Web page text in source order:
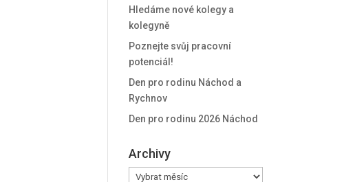
Hledáme nové kolegy a
kolegyně
Poznejte svůj pracovní
potenciál!
Den pro rodinu Náchod a
Rychnov
Den pro rodinu 2026 Náchod
Archivy
Archivy